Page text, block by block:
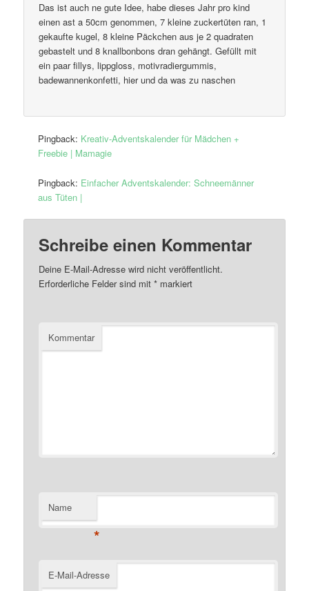
Das ist auch ne gute Idee, habe dieses Jahr pro kind
einen ast a 50cm genommen, 7 kleine zuckertüten ran, 1
gekaufte kugel, 8 kleine Päckchen aus je 2 quadraten
gebastelt und 8 knallbonbons dran gehängt. Gefüllt mit
ein paar fillys, lippgloss, motivradiergummis,
badewannenkonfetti, hier und da was zu naschen
Pingback: Kreativ-Adventskalender für Mädchen +
Freebie | Mamagie
Pingback: Einfacher Adventskalender: Schneemänner
aus Tüten |
Schreibe einen Kommentar
Deine E-Mail-Adresse wird nicht veröffentlicht.
Erforderliche Felder sind mit* markiert
Kommentar
Name
*
E-Mail-Adresse